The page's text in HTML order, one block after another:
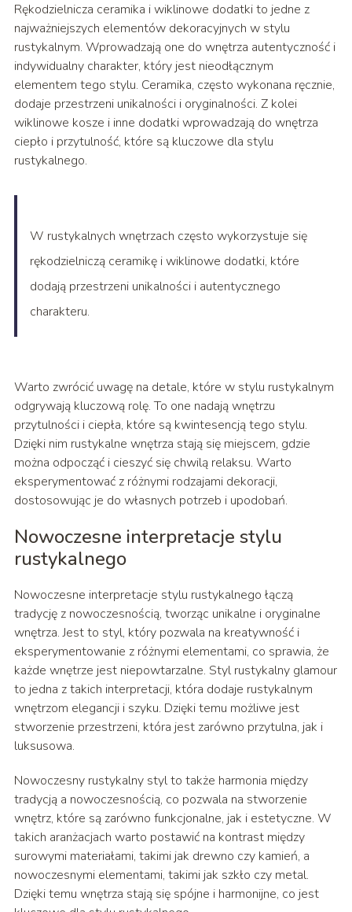
Rękodzielnicza ceramika i wiklinowe dodatki to jedne z
najważniejszych elementów dekoracyjnych w stylu
rustykalnym. Wprowadzają one do wnętrza autentyczność i
indywidualny charakter, który jest nieodłącznym
elementem tego stylu. Ceramika, często wykonana ręcznie,
dodaje przestrzeni unikalności i oryginalności. Z kolei
wiklinowe kosze i inne dodatki wprowadzają do wnętrza
ciepło i przytulność, które są kluczowe dla stylu
rustykalnego.
W rustykalnych wnętrzach często wykorzystuje się
rękodzielniczą ceramikę i wiklinowe dodatki, które
dodają przestrzeni unikalności i autentycznego
charakteru.
Warto zwrócić uwagę na detale, które w stylu rustykalnym
odgrywają kluczową rolę. To one nadają wnętrzu
przytulności i ciepła, które są kwintesencją tego stylu.
Dzięki nim rustykalne wnętrza stają się miejscem, gdzie
można odpocząć i cieszyć się chwilą relaksu. Warto
eksperymentować z różnymi rodzajami dekoracji,
dostosowując je do własnych potrzeb i upodobań.
Nowoczesne interpretacje stylu
rustykalnego
Nowoczesne interpretacje stylu rustykalnego łączą
tradycję z nowoczesnością, tworząc unikalne i oryginalne
wnętrza. Jest to styl, który pozwala na kreatywność i
eksperymentowanie z różnymi elementami, co sprawia, że
każde wnętrze jest niepowtarzalne. Styl rustykalny glamour
to jedna z takich interpretacji, która dodaje rustykalnym
wnętrzom elegancji i szyku. Dzięki temu możliwe jest
stworzenie przestrzeni, która jest zarówno przytulna, jak i
luksusowa.
Nowoczesny rustykalny styl to także harmonia między
tradycją a nowoczesnością, co pozwala na stworzenie
wnętrz, które są zarówno funkcjonalne, jak i estetyczne. W
takich aranżacjach warto postawić na kontrast między
surowymi materiałami, takimi jak drewno czy kamień, a
nowoczesnymi elementami, takimi jak szkło czy metal.
Dzięki temu wnętrza stają się spójne i harmonijne, co jest